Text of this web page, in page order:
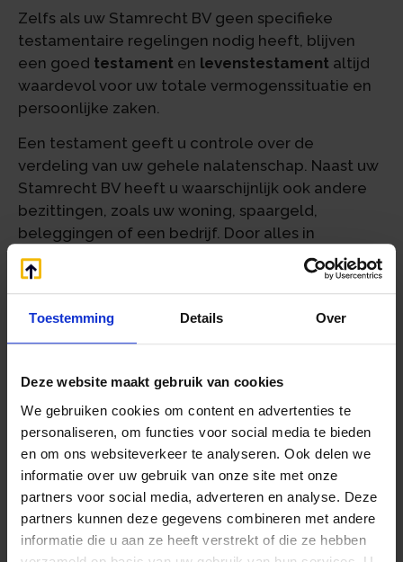
Toestemming Details Over
Deze website maakt gebruik van cookies
We gebruiken cookies om content en advertenties te
personaliseren, om functies voor social media te bieden
en om ons websiteverkeer te analyseren. Ook delen we
informatie over uw gebruik van onze site met onze
partners voor social media, adverteren en analyse. Deze
partners kunnen deze gegevens combineren met andere
informatie die u aan ze heeft verstrekt of die ze hebben
Zelfs als uw Stamrecht BV geen specifieke
testamentaire regelingen nodig heeft, blijven
een goed testament en levenstestament altijd
waardevol voor uw totale vermogenssituatie en
persoonlijke zaken.
Een testament geeft u controle over de
verdeling van uw gehele nalatenschap. Naast uw
Stamrecht BV heeft u waarschijnlijk ook andere
bezittingen, zoals uw woning, spaargeld,
beleggingen of een bedrijf. Door alles in
samenhang te regelen, voorkomt u
onduidelijkheden en mogelijke conflicten tussen
beslissingen te nemen over medische
behandelingen. Dit document geeft uw
nabestaanden en artsen duidelijkheid over uw
wensen en voorkomt moeilijke discussies in
emotionele tijden. Het zorgt er ook voor dat een
partner of kinderen meteen het beheer van de
Stamrecht BV kunnen overnemen als u daar zelf
niet meer toe in staat bent.